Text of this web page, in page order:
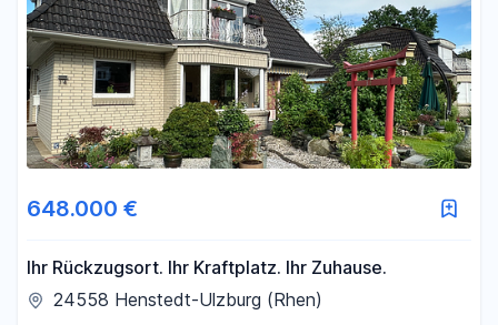
648.000 €
Ihr Rückzugsort. Ihr Kraftplatz. Ihr Zuhause.
24558 Henstedt-Ulzburg (Rhen)